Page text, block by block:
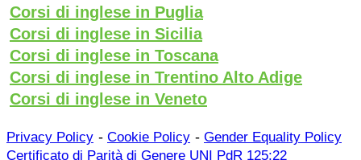
Corsi di inglese in Puglia
Corsi di inglese in Sicilia
Corsi di inglese in Toscana
Corsi di inglese in Trentino Alto Adige
Corsi di inglese in Veneto
Privacy Policy - Cookie Policy - Gender Equality Policy
Certificato di Parità di Genere UNI PdR 125:22